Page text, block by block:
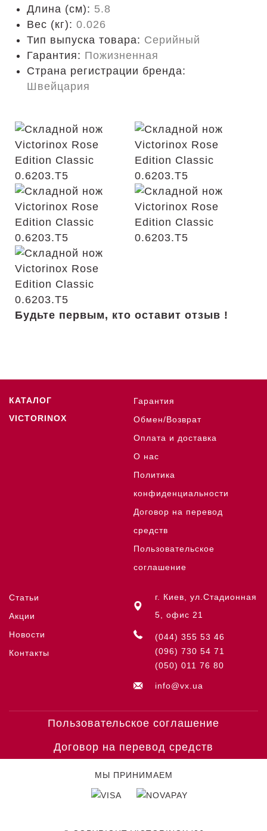
Длина (cм): 5.8
Вес (кг): 0.026
Тип выпуска товара: Серийный
Гарантия: Пожизненная
Страна регистрации бренда:
Швейцария
Будьте первым, кто оставит отзыв !
КАТАЛОГ
VICTORINOX
Гарантия
Обмен/Возврат
Оплата и доставка
О нас
Политика
конфиденциальности
Договор на перевод
средств
Пользовательское
соглашение
Статьи
Акции
Новости
Контакты
г. Киев, ул.Стадионная
5, офис 21
(044) 355 53 46
(096) 730 54 71
(050) 011 76 80
info@vx.ua
Пользовательское соглашение
Договор на перевод средств
МЫ ПРИНИМАЕМ